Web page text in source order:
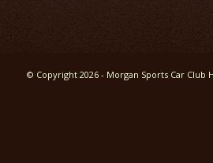
© Copyright 2026 - Morgan Sports Car Club